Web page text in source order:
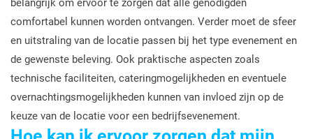
belangrijk om ervoor te zorgen dat alle genodigden
comfortabel kunnen worden ontvangen. Verder moet de sfeer
en uitstraling van de locatie passen bij het type evenement en
de gewenste beleving. Ook praktische aspecten zoals
technische faciliteiten, cateringmogelijkheden en eventuele
overnachtingsmogelijkheden kunnen van invloed zijn op de
keuze van de locatie voor een bedrijfsevenement.